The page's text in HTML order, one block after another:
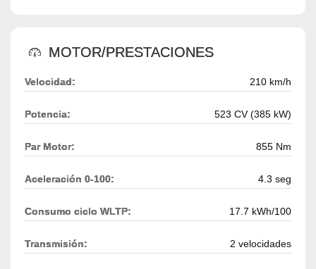
MOTOR/PRESTACIONES
Velocidad: 210 km/h
Potencia: 523 CV (385 kW)
Par Motor: 855 Nm
Aceleración 0-100: 4.3 seg
Consumo ciclo WLTP: 17.7 kWh/100
Transmisión: 2 velocidades